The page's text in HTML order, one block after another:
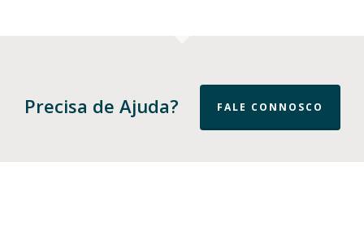
Precisa de Ajuda? FALE CONNOSCO